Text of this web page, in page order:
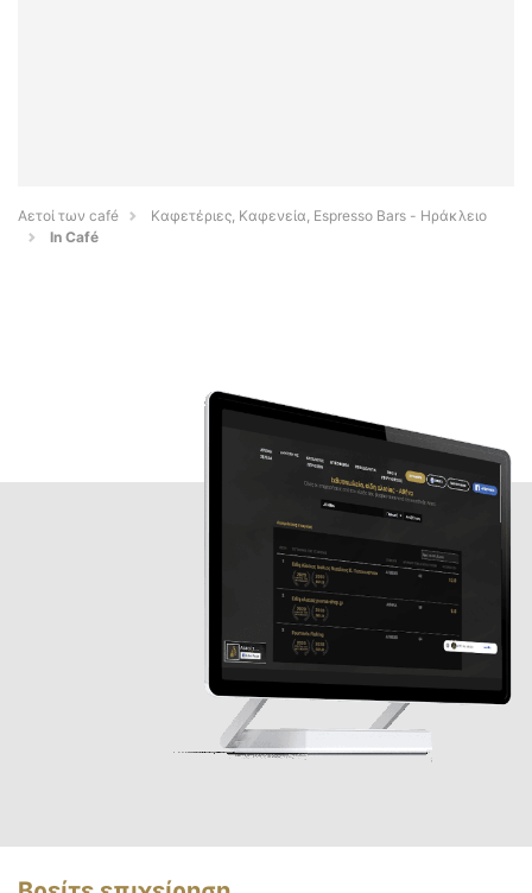
Αετοί των café
Καφετέριες, Καφενεία, Espresso Bars - Ηράκλειο
In Café